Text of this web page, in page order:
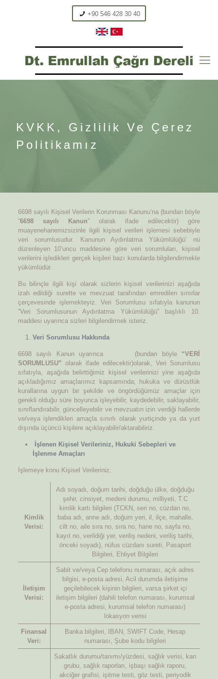
+90 546 428 30 40
KVKK, Gizlilik Ve Çerez
Politikamız
6698 sayılı Kişisel Verilerin Korunması Kanunu’na (bundan böyle
“6698 sayılı Kanun” olarak ifade edilecektir) göre
muayenehanemizsizinle ilgili kişisel verileri işlemesi sebebiyle
veri sorumlusudur. Kanunun Aydınlatma Yükümlülüğü’ nü
düzenleyen 10’uncu maddesine göre veri sorumluları, kişisel
verilerini işledikleri gerçek kişileri bazı konularda bilgilendirmekle
yükümlüdür.
Bu bilinçle ilgili kişi olarak sizlerin kişisel verilerinizi aşağıda
izah edildiği surette ve mevzuat tarafından emredilen sınırlar
çerçevesinde işlemekteyiz. Veri Sorumlusu sıfatıyla kanunun
“Veri Sorumlusunun Aydınlatma Yükümlülüğü” başlıklı 10.
maddesi uyarınca sizleri bilgilendirmek isteriz.
Veri Sorumlusu Hakkında
6698 sayılı Kanun uyarınca (bundan böyle “VERİ
SORUMLUSU” olarak ifade edilecektir)olarak, Veri Sorumlusu
sıfatıyla, aşağıda belirttiğimiz kişisel verilerinizi yine aşağıda
açıkladığımız amaçlarımız kapsamında; hukuka ve dürüstlük
kurallarına uygun bir şekilde ve öngördüğümüz amaçlar için
gerekli olduğu süre boyunca işleyebilir, kaydedebilir, saklayabilir,
sınıflandırabilir, güncelleyebilir ve mevzuatın izin verdiği hallerde
ve/veya işlendikleri amaçla sınırlı olarak yurtiçinde ya da yurt
dışında üçüncü kişilere açıklayabilir/aktarabiliriz.
İşlenen Kişisel Verileriniz, Hukuki Sebepleri ve
İşlenme Amaçları
İşlemeye konu Kişisel Verileriniz;
Kimlik
Verisi:
Adı soyadı, doğum tarihi, doğduğu ülke, doğduğu
şehir, cinsiyet, medeni durumu, milliyeti, T.C
kimlik kartı bilgileri (TCKN, seri no, cüzdan no,
baba adı, anne adı, doğum yeri, il, ilçe, mahalle,
cilt no, aile sıra no, sıra no, hane no, sayfa no,
kayıt no, verildiği yer, veriliş nedeni, veriliş tarihi,
önceki soyadı), nüfus cüzdanı sureti, Pasaport
Bilgileri, Ehliyet Bilgileri
İletişim
Verisi:
Sabit ve/veya Cep telefonu numarası, açık adres
bilgisi, e-posta adresi, Acil durumda iletişime
geçilebilecek kişinin bilgileri, varsa şirket içi
iletişim bilgileri (dahili telefon numarası, kurumsal
e-posta adresi, kurumsal telefon numarası)
lokasyon verisi
Finansal
Veri:
Banka bilgileri, IBAN, SWIFT Code, Hesap
numarası, Şube kodu bilgileri
Sakatlık durumu/tanımı/yüzdesi, sağlık verisi, kan
grubu, sağlık raporları, işbaşı sağlık raporu,
akciğer grafisi, işitme testi, göz testi, periyodik